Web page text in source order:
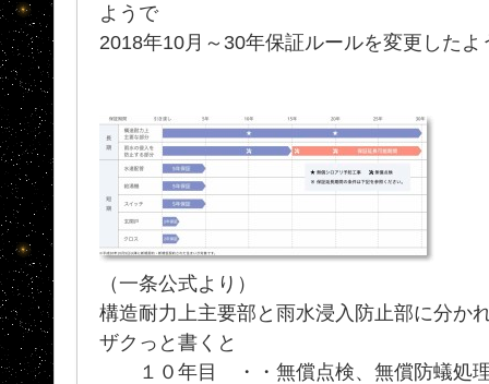
ようで
2018年10月～30年保証ルールを変更したよ
（一条公式より）
構造耐力上主要部と雨水浸入防止部に分か
ザクっと書くと
１０年目 ・・無償点検、無償防蟻処